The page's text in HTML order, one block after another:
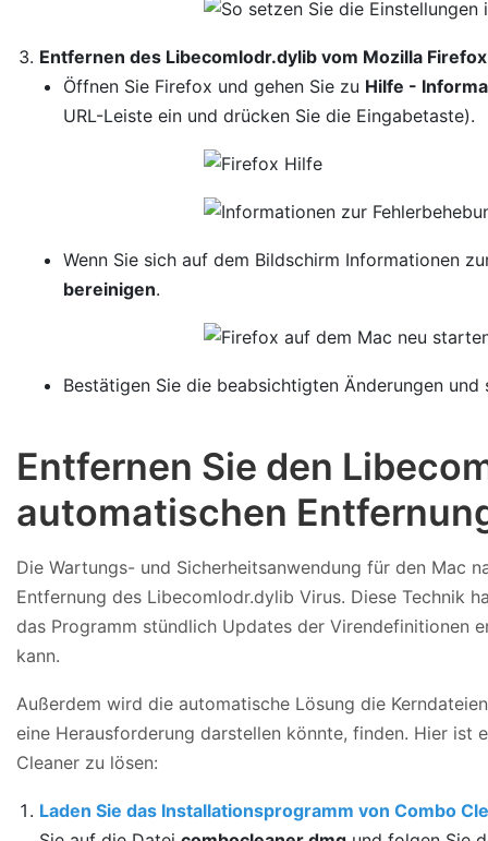
Entfernen des Libecomlodr.dylib vom Mozilla Firefox
Öffnen Sie Firefox und gehen Sie zu Hilfe -
URL-Leiste ein und drücken Sie die Eingabetaste).
Wenn Sie sich auf dem Bildschirm Informationen
bereinigen.
Bestätigen Sie die beabsichtigten Änderungen und
Entfernen Sie den
automatischen
Die Wartungs- und Sicherheitsanwendung für den Mac
Entfernung des Libecomlodr.dylib Virus. Diese Technik
das Programm stündlich Updates der Virendefinitionen
kann.
Außerdem wird die automatische Lösung die
eine Herausforderung darstellen könnte, finden. Hier
Cleaner zu lösen:
Laden Sie das Installationsprogramm von Combo